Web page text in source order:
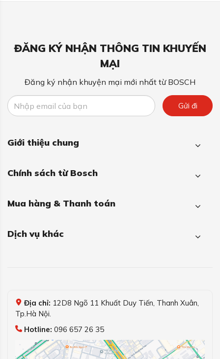
ĐĂNG KÝ NHẬN THÔNG TIN KHUYẾN
MẠI
Đăng ký nhận khuyện mại mới nhất từ BOSCH
Gửi đi
Giới thiệu chung
Chính sách từ Bosch
Mua hàng & Thanh toán
Dịch vụ khác
Địa chỉ: 12D8 Ngõ 11 Khuất Duy Tiến, Thanh Xuân,
Tp.Hà Nội.
Hotline: 096 657 26 35